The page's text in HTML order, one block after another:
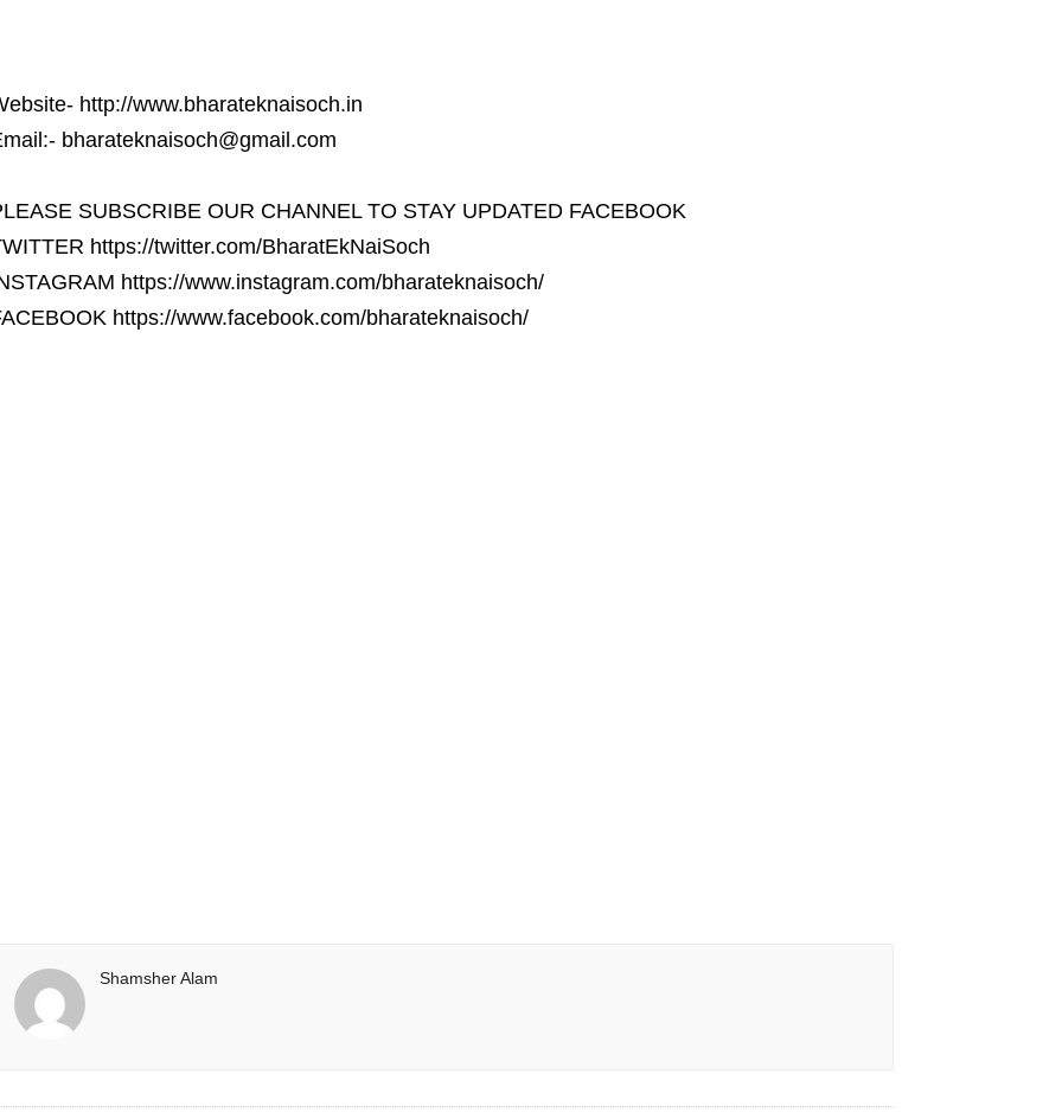
http://www.bharateknaisoch.in
bharateknaisoch@gmail.com
SUBSCRIBE OUR CHANNEL TO STAY UPDATED FACEBOOK
https://twitter.com/BharatEkNaiSoch
https://www.instagram.com/bharateknaisoch/
https://www.facebook.com/bharateknaisoch/
Shamsher Alam